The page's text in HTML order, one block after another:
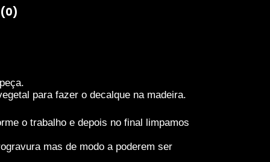
para fazer o decalque na madeira.
o trabalho e depois no final limpamos
mas de modo a poderem ser